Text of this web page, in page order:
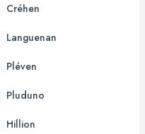
Créhen
Languenan
Pléven
Pluduno
Hillion